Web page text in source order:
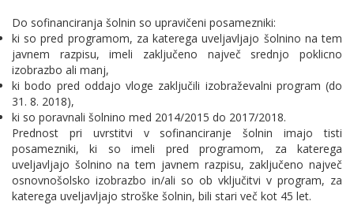
Do sofinanciranja šolnin so upravičeni posamezniki:
ki so pred programom, za katerega uveljavljajo šolnino na tem
javnem razpisu, imeli zaključeno največ srednjo poklicno
izobrazbo ali manj,
ki bodo pred oddajo vloge zaključili izobraževalni program (do
31. 8. 2018),
ki so poravnali šolnino med 2014/2015 do 2017/2018.
Prednost pri uvrstitvi v sofinanciranje šolnin imajo tisti
posamezniki, ki so imeli pred programom, za katerega
uveljavljajo šolnino na tem javnem razpisu, zaključeno največ
osnovnošolsko izobrazbo in/ali so ob vključitvi v program, za
katerega uveljavljajo stroške šolnin, bili stari več kot 45 let.